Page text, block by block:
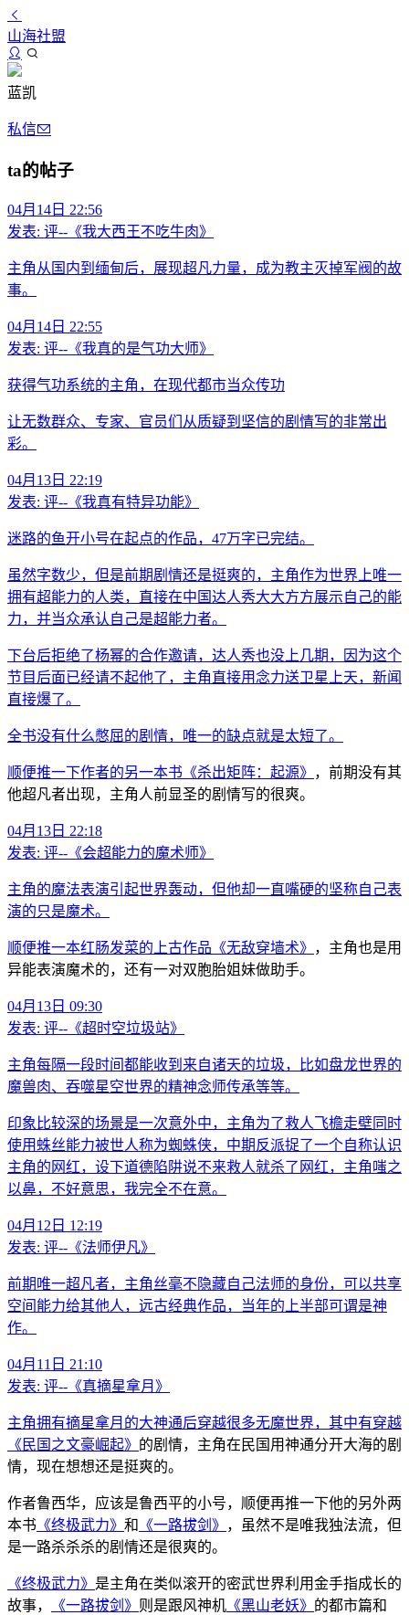
山海社盟
蓝凯
私信
ta的帖子
04月14日 22:56
发表: 评--《我大西王不吃牛肉》
主角从国内到缅甸后，展现超凡力量，成为教主灭掉军阀的故
事。
04月14日 22:55
发表: 评--《我真的是气功大师》
获得气功系统的主角，在现代都市当众传功
让无数群众、专家、官员们从质疑到坚信的剧情写的非常出
彩。
04月13日 22:19
发表: 评--《我真有特异功能》
迷路的鱼开小号在起点的作品，47万字已完结。
虽然字数少，但是前期剧情还是挺爽的，主角作为世界上唯一
拥有超能力的人类，直接在中国达人秀大大方方展示自己的能
力，并当众承认自己是超能力者。
下台后拒绝了杨幂的合作邀请，达人秀也没上几期，因为这个
节目后面已经请不起他了，主角直接用念力送卫星上天，新闻
直接爆了。
全书没有什么憋屈的剧情，唯一的缺点就是太短了。
顺便推一下作者的另一本书 《杀出矩阵：起源》 ，前期没有其
他超凡者出现，主角人前显圣的剧情写的很爽。
04月13日 22:18
发表: 评--《会超能力的魔术师》
主角的魔法表演引起世界轰动，但他却一直嘴硬的坚称自己表
演的只是魔术。
顺便推一本红肠发菜的上古作品 《无敌穿墙术》 ，主角也是用
异能表演魔术的，还有一对双胞胎姐妹做助手。
04月13日 09:30
发表: 评--《超时空垃圾站》
主角每隔一段时间都能收到来自诸天的垃圾，比如盘龙世界的
魔兽肉、吞噬星空世界的精神念师传承等等。
印象比较深的场景是一次意外中，主角为了救人飞檐走壁同时
使用蛛丝能力被世人称为蜘蛛侠，中期反派捉了一个自称认识
主角的网红，设下道德陷阱说不来救人就杀了网红，主角嗤之
以鼻，不好意思，我完全不在意。
04月12日 12:19
发表: 评--《法师伊凡》
前期唯一超凡者，主角丝毫不隐藏自己法师的身份，可以共享
空间能力给其他人，远古经典作品，当年的上半部可谓是神
作。
04月11日 21:10
发表: 评--《真摘星拿月》
主角拥有摘星拿月的大神通后穿越很多无魔世界，其中有穿越
《民国之文豪崛起》 的剧情，主角在民国用神通分开大海的剧
情，现在想想还是挺爽的。
作者鲁西华，应该是鲁西平的小号，顺便再推一下他的另外两
本书 《终极武力》 和 《一路拔剑》 ，虽然不是唯我独法流，但
是一路杀杀杀的剧情还是很爽的。
《终极武力》 是主角在类似滚开的密武世界利用金手指成长的
故事，
《一路拔剑》 则是跟风神机 《黑山老妖》 的都市篇和